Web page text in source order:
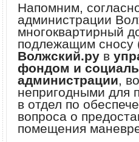
Напомним,
администрации
многоквартирный
подлежащим сносу
Волжский.ру в
фондом и
администрации,
непригодными для
в отдел по
вопроса о
помещения